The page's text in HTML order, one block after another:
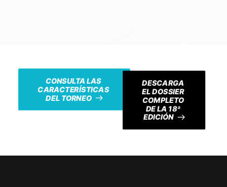
CONSULTA LAS
CARACTERÍSTICAS
DEL TORNEO
DESCARGA
EL DOSSIER
COMPLETO
DE LA 18ª
EDICIÓN